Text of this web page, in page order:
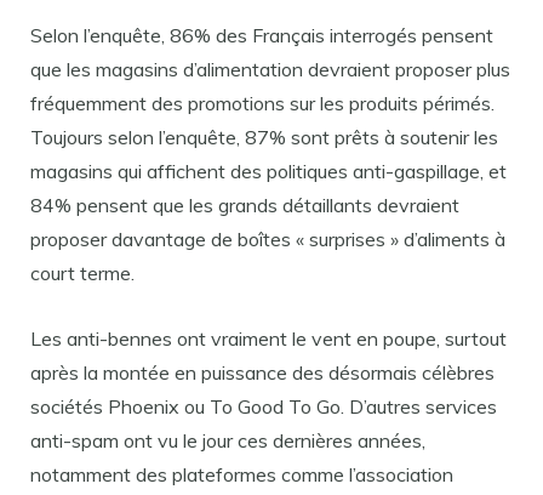
Selon l’enquête, 86% des Français interrogés pensent
que les magasins d’alimentation devraient proposer plus
fréquemment des promotions sur les produits périmés.
Toujours selon l’enquête, 87% sont prêts à soutenir les
magasins qui affichent des politiques anti-gaspillage, et
84% pensent que les grands détaillants devraient
proposer davantage de boîtes « surprises » d’aliments à
court terme.
Les anti-bennes ont vraiment le vent en poupe, surtout
après la montée en puissance des désormais célèbres
sociétés Phoenix ou To Good To Go. D’autres services
anti-spam ont vu le jour ces dernières années,
notamment des plateformes comme l’association